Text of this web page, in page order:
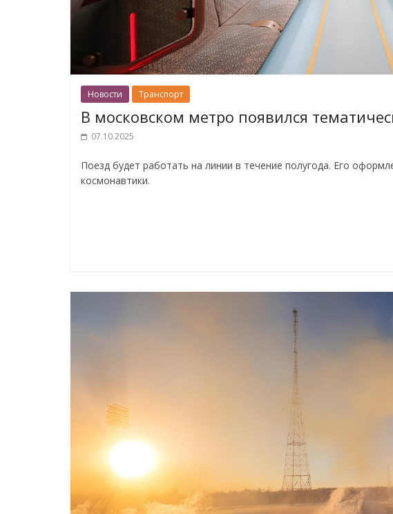
Новости Транспорт
В московском метро появился
07.10.2025
Поезд будет работать на линии в течение полугода. Его
космонавтики.